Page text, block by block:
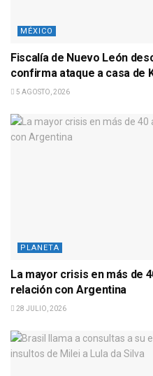
MÉXICO
Fiscalía de Nuevo León
confirma ataque a casa de
5 AGOSTO, 2026
PLANETA
La mayor crisis en más de
relación con Argentina
28 JULIO, 2026